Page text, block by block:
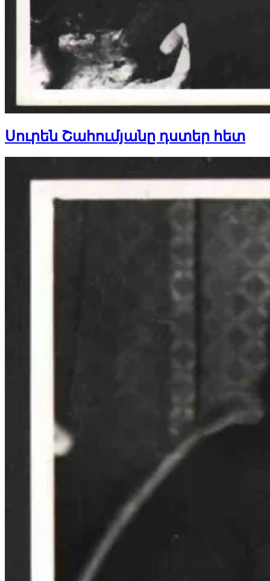
Սուրեն Շահումյանը դստեր հետ